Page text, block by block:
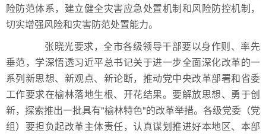
险防范体系，建立健全灾害应急处置机制和风险防控机制，
切实增强风险和灾害防范处置能力。
张晓光要求，全市各级领导干部要以身作则、率先
垂范，学深悟透习近平总书记关于进一步全面深化改革的一
系列新思想、新观点、新论断，推动党中央改革部署和省委
工作要求在榆林落地生根、开花结果。要解放思想、勇于创
新，探索推出一批具有"榆林特色"的改革举措。各级党委（党
组）要担负起改革主体责任，认真谋划推进好本地区、本部